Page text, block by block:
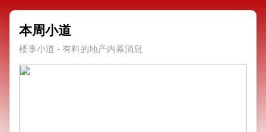
本周小道
楼事小道 - 有料的地产内幕消息